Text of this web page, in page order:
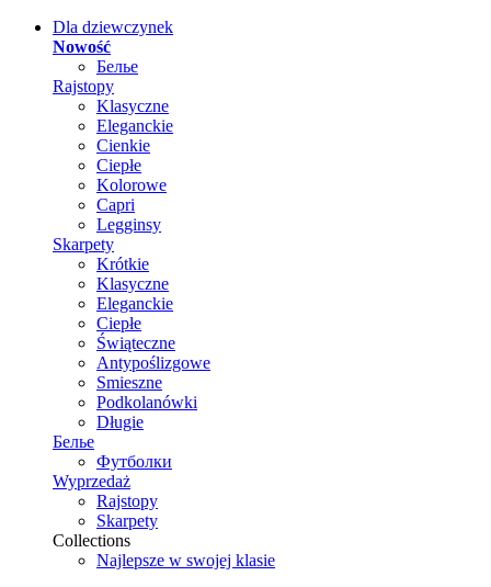
Dla dziewczynek
Nowość
Белье
Rajstopy
Klasyczne
Eleganckie
Cienkie
Ciepłe
Kolorowe
Capri
Legginsy
Skarpety
Krótkie
Klasyczne
Eleganckie
Ciepłe
Świąteczne
Antypoślizgowe
Smieszne
Podkolanówki
Długie
Белье
Футболки
Wyprzedaż
Rajstopy
Skarpety
Collections
Najlepsze w swojej klasie